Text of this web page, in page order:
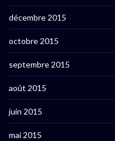
décembre 2015
octobre 2015
septembre 2015
août 2015
juin 2015
mai 2015